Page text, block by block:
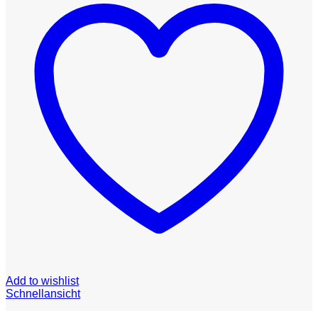
Add to wishlist
Schnellansicht